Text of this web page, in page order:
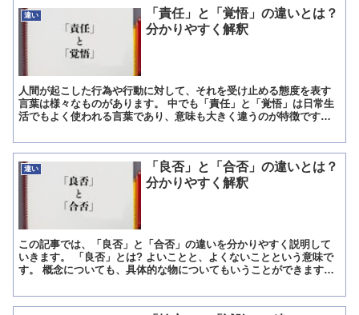
違い
「責任」と「覚悟」の違いとは？
分かりやすく解釈
人間が起こした行為や行動に対して、それを受け止める態度を表す
言葉は様々なものがあります。 中でも「責任」と「覚悟」は日常生
活でもよく使われる言葉であり、意味も大きく違うのが特徴です。
違い
「良否」と「合否」の違いとは？
分かりやすく解釈
この記事では、「良否」と「合否」の違いを分かりやすく説明して
いきます。 「良否」とは? よいことと、よくないことという意味で
す。 概念についても、具体的な物についてもいうことができます。